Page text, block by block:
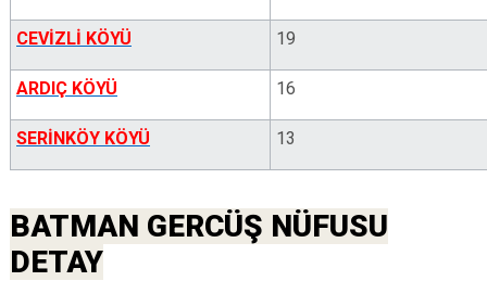
CEVİZLİ KÖYÜ 19
ARDIÇ KÖYÜ 16
SERİNKÖY KÖYÜ 13
BATMAN GERCÜŞ NÜFUSU
DETAY